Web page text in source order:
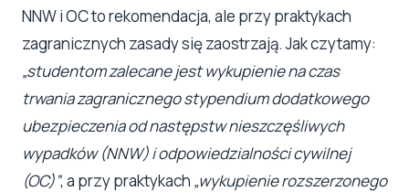
NNW i OC to rekomendacja, ale przy praktykach
zagranicznych zasady się zaostrzają. Jak czytamy:
„studentom zalecane jest wykupienie na czas
trwania zagranicznego stypendium dodatkowego
ubezpieczenia od następstw nieszczęśliwych
wypadków (NNW) i odpowiedzialności cywilnej
(OC)”, a przy praktykach „wykupienie rozszerzonego